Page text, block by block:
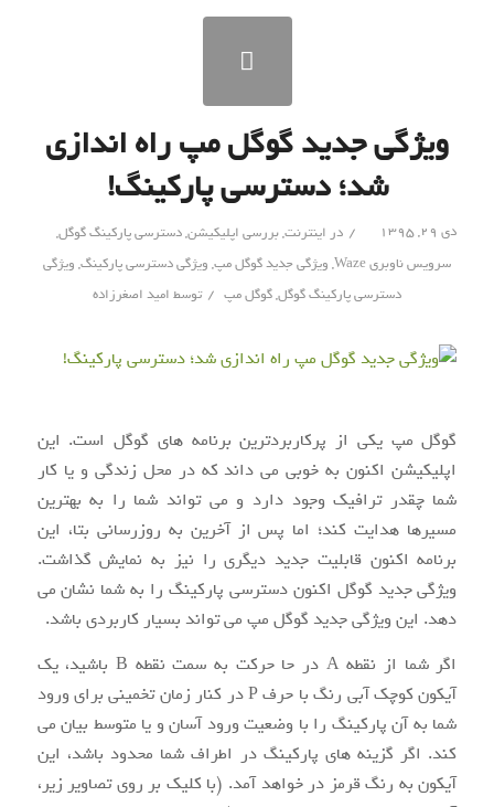
ویژگی جدید گوگل مپ راه اندازی
شد؛ دسترسی پارکینگ!
دی ۲۹, ۱۳۹۵ / در اینترنت,بررسی اپلیکیشن,دسترسی پارکینگ گوگل,
سرویس ناوبری Waze
, ویژگی جدید گوگل مپ, ویژگی دسترسی پارکینگ, ویژگی
دسترسی پارکینگ گوگل,گوگل مپ / توسط امید اصغرزاده
گوگل مپ یکی از پرکاربردترین برنامه های گوگل است. این
اپلیکیشن اکنون به خوبی می داند که در محل زندگی و یا کار
شما چقدر ترافیک وجود دارد و می تواند شما را به بهترین
مسیرها هدایت کند؛ اما پس از آخرین به روزرسانی بتا، این
برنامه اکنون قابلیت جدید دیگری را نیز به نمایش گذاشت.
ویژگی جدید گوگل اکنون دسترسی پارکینگ را به شما نشان می
دهد. این ویژگی جدید گوگل مپ می تواند بسیار کاربردی باشد.
اگر شما از نقطه A در حا حرکت به سمت نقطه B باشید، یک
آیکون کوچک آبی رنگ با حرف P در کنار زمان تخمینی برای ورود
شما به آن پارکینگ را با وضعیت ورود آسان و یا متوسط بیان می
کند. اگر گزینه های پارکینگ در اطراف شما محدود باشد، این
آیکون به رنگ قرمز در خواهد آمد. (با کلیک بر روی تصاویر زیر،